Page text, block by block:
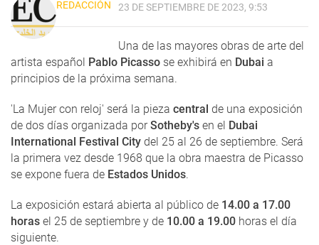
REDACCIÓN 23 DE SEPTIEMBRE DE 2023, 9:53
Una de las mayores obras de arte del
artista español Pablo Picasso se exhibirá en Dubai a
principios de la próxima semana.
'La Mujer con reloj' será la pieza central de una exposición
de dos días organizada porSotheby's en el Dubai
International Festival City del 25 al 26 de septiembre. Será
la primera vez desde 1968 que la obra maestra de Picasso
se expone fuera de Estados Unidos.
La exposición estará abierta al público de 14.00 a 17.00
horas el 25 de septiembre y de 10.00 a 19.00 horas el día
siguiente.